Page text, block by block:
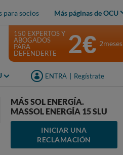
para socios Más páginas de OCU
ENTRA Regístrate
150 EXPERTOS Y
ABOGADOS
PARA
DEFENDERTE
2€ 2meses
MÁS SOL ENERGÍA.
MASSOL ENERGÍA 15 SLU
INICIAR UNA
RECLAMACIÓN